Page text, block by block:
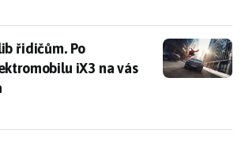
řidičům. Po nastartování
řidičům. Po
iX3 na vás